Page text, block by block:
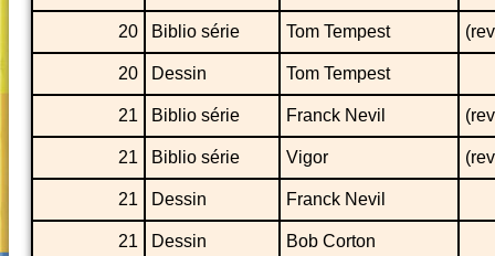
20 Biblio série Tom Tempest
20 Dessin Tom Tempest
21 Biblio série Franck Nevil
21 Biblio série Vigor
21 Dessin Franck Nevil
21 Dessin Bob Corton